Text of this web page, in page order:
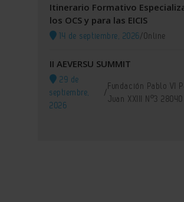
Itinerario Formativo
los OCS y para las EICIS
14 de septiembre, 2026/Online
II AEVERSU SUMMIT
29 de
septiembre,
2026
/
Fundación Pablo VI
Juan XXIII Nº3